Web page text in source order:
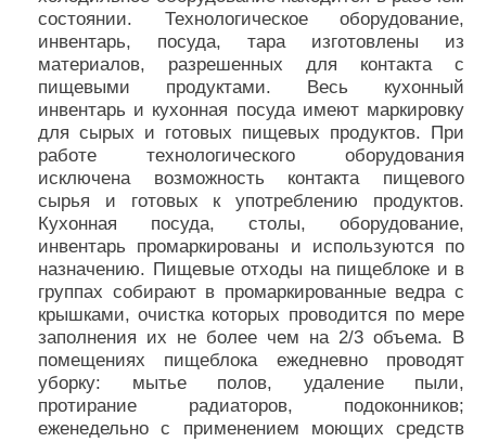
состоянии. Технологическое оборудование,
инвентарь, посуда, тара изготовлены из
материалов, разрешенных для контакта с
пищевыми продуктами. Весь кухонный
инвентарь и кухонная посуда имеют маркировку
для сырых и готовых пищевых продуктов. При
работе технологического оборудования
исключена возможность контакта пищевого
сырья и готовых к употреблению продуктов.
Кухонная посуда, столы, оборудование,
инвентарь промаркированы и используются по
назначению. Пищевые отходы на пищеблоке и в
группах собирают в промаркированные ведра с
крышками, очистка которых проводится по мере
заполнения их не более чем на 2/3 объема. В
помещениях пищеблока ежедневно проводят
уборку: мытье полов, удаление пыли,
протирание радиаторов, подоконников;
еженедельно с применением моющих средств